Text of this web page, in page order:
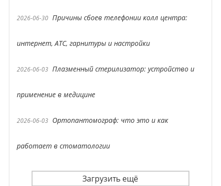
2026-06-30 Причины сбоев телефонии колл центра:
интернет, АТС, гарнитуры и настройки
2026-06-03 Плазменный стерилизатор: устройство и
применение в медицине
2026-06-03 Ортопантомограф: что это и как
работает в стоматологии
Загрузить ещё